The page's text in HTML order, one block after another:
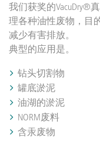
我们获奖的VacuDry®
理各种油性废物，目
减少有害排放。
典型的应用是。
钻头切割物
罐底淤泥
油湖的淤泥
NORM废料
含汞废物